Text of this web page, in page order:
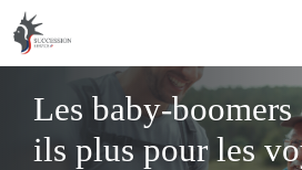
Aller
au
contenu
Les baby-boomers
ils plus pour les